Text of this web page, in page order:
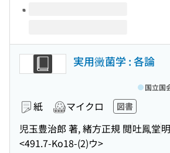
実用黴菌学 : 各論
紙 マイクロ 図書
児玉豊治郎 著, 緒方正規 閲吐鳳堂
<491.7-Ko18-(2)ウ>
国立国